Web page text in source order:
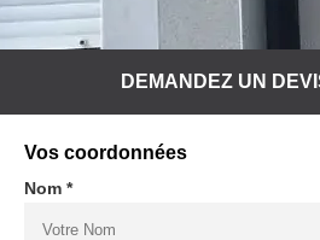
DEMANDEZ UN
Vos coordonnées
Nom *